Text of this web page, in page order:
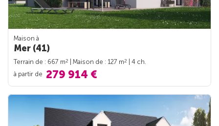
Maison à
Mer (41)
Terrain de : 667 m2 | Maison de : 127 m2
| 4 ch.
à partir de 279 914 €